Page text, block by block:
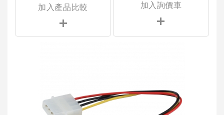
加入產品比較 加入詢價車